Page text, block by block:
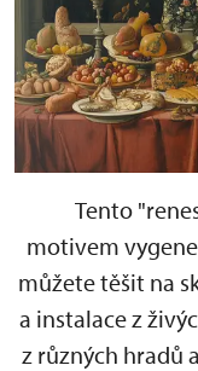
Tento
motivem
můžete těšit na
a instalace z
z různých hradů